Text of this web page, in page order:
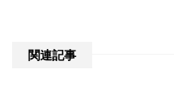
関連記事